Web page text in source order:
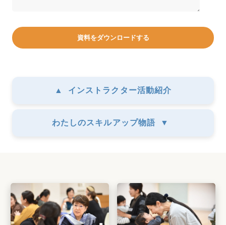
▲ インストラクター活動紹介
わたしのスキルアップ物語 ▼